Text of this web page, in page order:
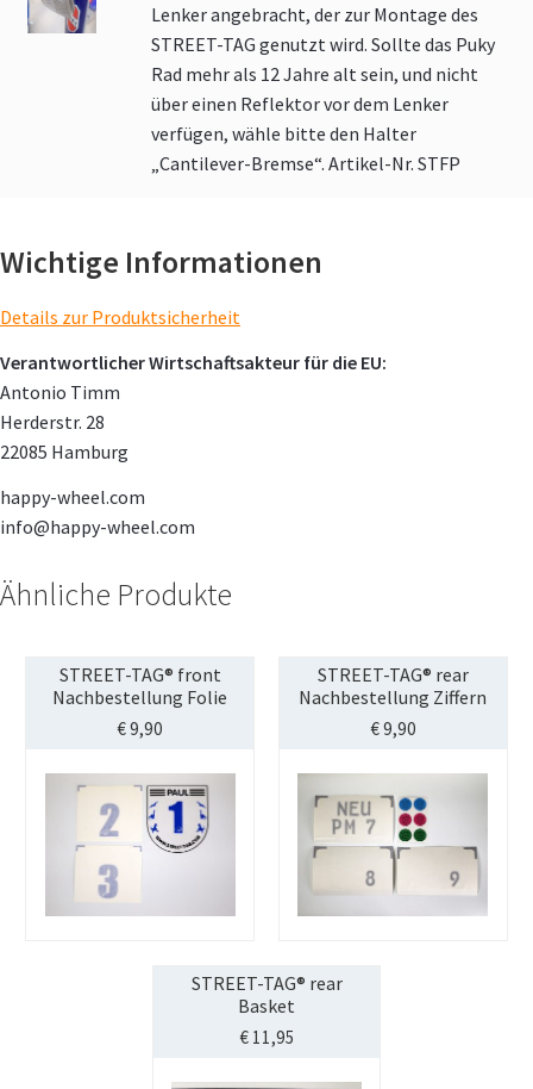
Lenker angebracht, der zur Montage des
STREET-TAG genutzt wird. Sollte das Puky
Rad mehr als 12 Jahre alt sein, und nicht
über einen Reflektor vor dem Lenker
verfügen, wähle bitte den Halter
„Cantilever-Bremse“. Artikel-Nr. STFP
Wichtige Informationen
Details zur Produktsicherheit
Verantwortlicher Wirtschaftsakteur für die EU:
Antonio Timm
Herderstr. 28
22085 Hamburg
happy-wheel.com
info@happy-wheel.com
Ähnliche Produkte
STREET-TAG® front
Nachbestellung Folie
€9,90
STREET-TAG® rear
Nachbestellung Ziffern
€9,90
STREET-TAG® rear
Basket
€11,95